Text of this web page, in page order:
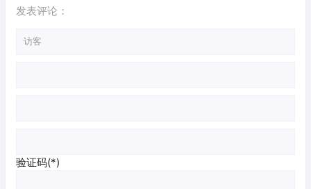
发表评论：
验证码(*)